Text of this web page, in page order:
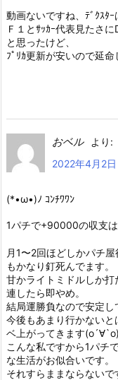
動画ないですね、ﾃﾞｸｽﾀ
Ｆ１とｻｯｶｰ代表見たさ
と思ったけど、
ﾌﾟﾘｶ更新が安いので延命
おベル
より:
2022年4月2日
(*•ω•)ﾉ ｺﾝﾁﾜﾜﾝ
1パチで+90000の収支は
月1〜2回ほどしかパチ
もかなり釘死んでます。
甘かライトミドルしか打
連したら即やめ。
結局運勝負なので安定し
今後もあまり行かない
ベ上がってきます(о´∀`о)
こんな私ですから1パチ
な生活がお似合いです。
それすらままならないで